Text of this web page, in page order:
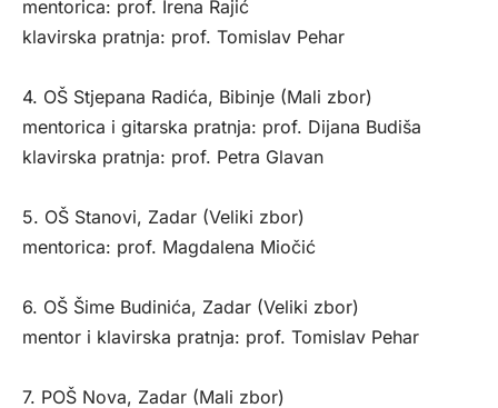
mentorica: prof. Irena Rajić
klavirska pratnja: prof. Tomislav Pehar
4. OŠ Stjepana Radića, Bibinje (Mali zbor)
mentorica i gitarska pratnja: prof. Dijana Budiša
klavirska pratnja: prof. Petra Glavan
5. OŠ Stanovi, Zadar (Veliki zbor)
mentorica: prof. Magdalena Miočić
6. OŠ Šime Budinića, Zadar (Veliki zbor)
mentor i klavirska pratnja: prof. Tomislav Pehar
7. POŠ Nova, Zadar (Mali zbor)